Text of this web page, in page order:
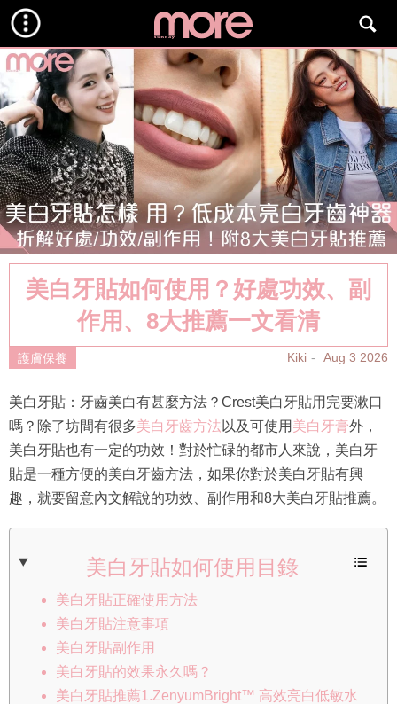
美白牙貼如何使用？好處功效、副
作用、8大推薦一文看清
護膚保養 Kiki Aug 3 2026
美白牙貼：牙齒美白有甚麼方法？Crest美白牙貼用完要漱口
嗎？除了坊間有很多美白牙齒方法以及可使用 美白牙膏外，
美白牙貼也有一定的功效！對於忙碌的都市人來說，美白牙
貼是一種方便的美白牙齒方法，如果你對於美白牙貼有興
趣，就要留意內文解說的功效、副作用和8大美白牙貼推薦。
美白牙貼如何使用目錄
美白牙貼正確使用方法
美白牙貼注意事項
美白牙貼副作用
美白牙貼的效果永久嗎？
美白牙貼推薦1.ZenyumBright™ 高效亮白低敏水